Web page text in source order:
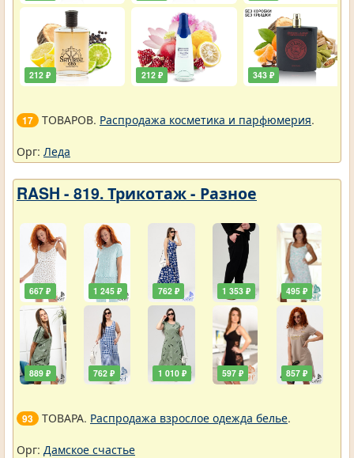
212 ₽ 212 ₽ 343 ₽
17 ТОВАРОВ. Распродажа косметика и парфюмерия.
Орг: Леда
RASH - 819. Трикотаж - Разное
667 ₽
889 ₽
1 245 ₽
762 ₽
762 ₽
1 010 ₽
1 353 ₽
597 ₽
495 ₽
857 ₽
93 ТОВАРА. Распродажа взрослое одежда белье.
Орг: Дамское счастье